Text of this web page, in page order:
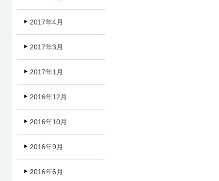
2017年4月
2017年3月
2017年1月
2016年12月
2016年10月
2016年9月
2016年6月